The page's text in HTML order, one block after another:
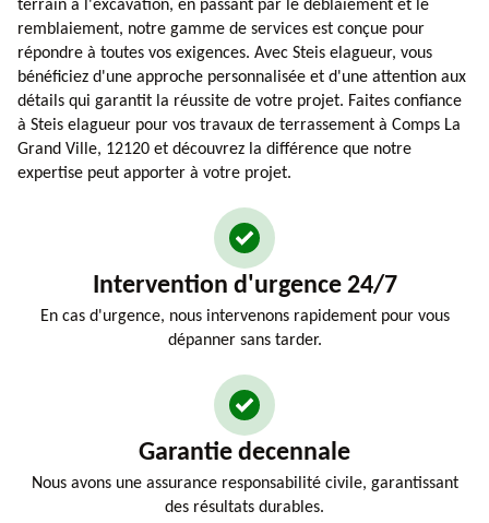
terrain à l'excavation, en passant par le déblaiement et le
remblaiement, notre gamme de services est conçue pour
répondre à toutes vos exigences. Avec Steis elagueur, vous
bénéficiez d'une approche personnalisée et d'une attention aux
détails qui garantit la réussite de votre projet. Faites confiance
à Steis elagueur pour vos travaux de terrassement à Comps La
Grand Ville, 12120 et découvrez la différence que notre
expertise peut apporter à votre projet.
Intervention d'urgence 24/7
En cas d'urgence, nous intervenons rapidement pour vous
dépanner sans tarder.
Garantie decennale
Nous avons une assurance responsabilité civile, garantissant
des résultats durables.